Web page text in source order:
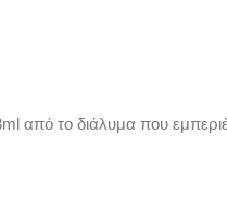
από το διάλυμα που